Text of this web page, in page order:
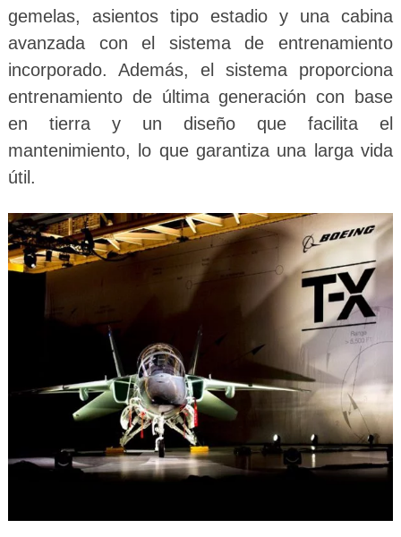
gemelas, asientos tipo estadio y una cabina
avanzada con el sistema de entrenamiento
incorporado. Además, el sistema proporciona
entrenamiento de última generación con base
en tierra y un diseño que facilita el
mantenimiento, lo que garantiza una larga vida
útil.